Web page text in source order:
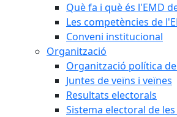
Què fa i què és l'EMD
Les competències de
Conveni institucional
Organització
Organització política
Juntes de veïns i veïnes
Resultats electorals
Sistema electoral de les